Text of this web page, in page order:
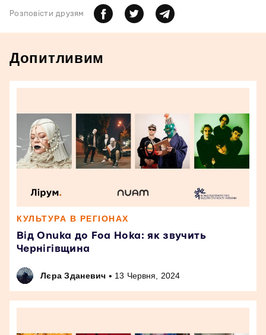
Розповiсти друзям
Допитливим
КУЛЬТУРА В РЕГІОНАХ
Від Onuka до Foa Hoka: як звучить
Чернігівщина
Лєра Зданевич • 13 Червня, 2024